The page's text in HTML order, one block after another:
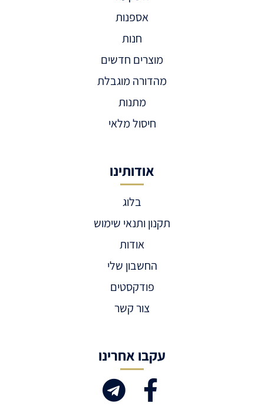
אספנות
חנות
מוצרים חדשים
מהדורה מוגבלת
מתנות
חיסול מלאי
אודותינו
בלוג
תקנון ותנאי שימוש
אודות
החשבון שלי
פודקסטים
צור קשר
עקבו אחרינו